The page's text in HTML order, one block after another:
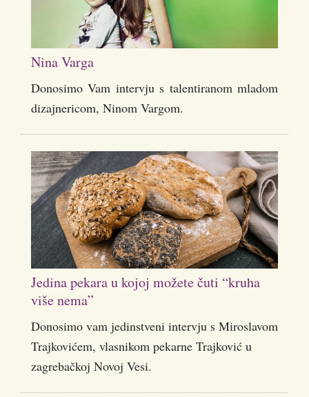
Nina Varga
Donosimo Vam intervju s talentiranom mladom
dizajnericom, Ninom Vargom.
Jedina pekara u kojoj možete čuti “kruha
više nema”
Donosimo vam jedinstveni intervju s Miroslavom
Trajkovićem, vlasnikom pekarne Trajković u
zagrebačkoj Novoj Vesi.